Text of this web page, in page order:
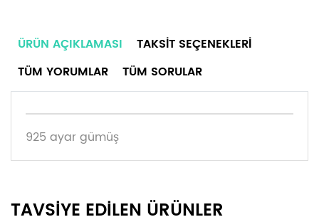
ÜRÜN AÇIKLAMASI
TAKSIT SEÇENEKLERI
TÜM YORUMLAR
TÜM SORULAR
925 ayar gümüş
TAVSİYE EDİLEN ÜRÜNLER